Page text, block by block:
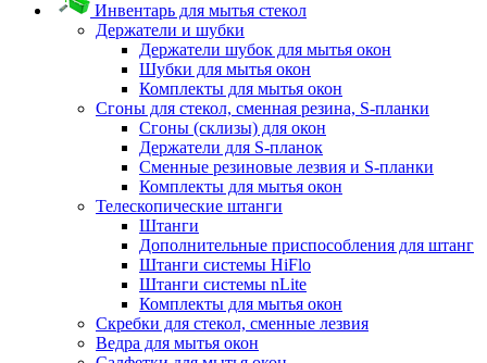
Инвентарь для мытья стекол
Держатели и шубки
Держатели шубок для мытья окон
Шубки для мытья окон
Комплекты для мытья окон
Сгоны для стекол, сменная резина, S-планки
Сгоны (склизы) для окон
Держатели для S-планок
Сменные резиновые лезвия и S-планки
Комплекты для мытья окон
Телескопические штанги
Штанги
Дополнительные приспособления для штанг
Штанги системы HiFlo
Штанги системы nLite
Комплекты для мытья окон
Скребки для стекол, сменные лезвия
Ведра для мытья окон